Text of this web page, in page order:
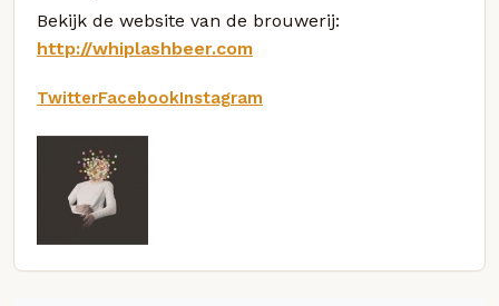
Bekijk de website van de brouwerij:
http://whiplashbeer.com
TwitterFacebookInstagram